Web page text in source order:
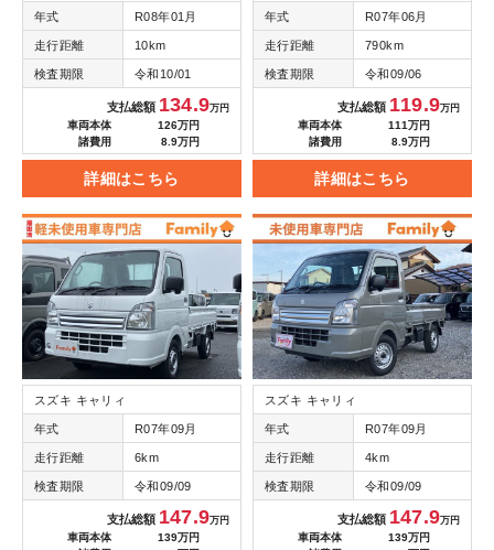
年式 R08年01月
走行距離 10km
検査期限 令和10/01
支払総額 134.9万円
車両本体
126万円
諸費用
8.9万円
詳細はこちら
年式 R07年06月
走行距離 790km
検査期限 令和09/06
支払総額 119.9万円
車両本体
111万円
諸費用
8.9万円
詳細はこちら
スズキ キャリィ
年式 R07年09月
走行距離 6km
検査期限 令和09/09
支払総額 147.9万円
車両本体
139万円
スズキ キャリィ
年式 R07年09月
走行距離 4km
検査期限 令和09/09
支払総額 147.9万円
車両本体
139万円